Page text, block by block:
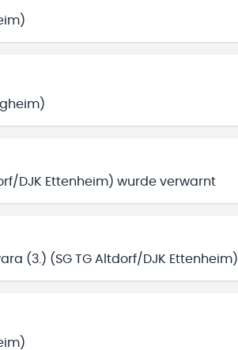
DJK Ettenheim) wurde verwarnt
(3.) (SG TG Altdorf/DJK Ettenheim)